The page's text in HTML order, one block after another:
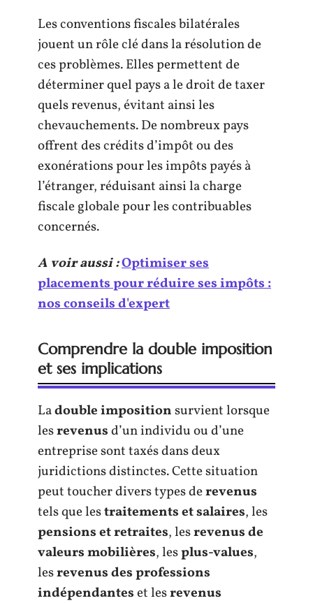
Les conventions fiscales bilatérales
jouent un rôle clé dans la résolution de
ces problèmes. Elles permettent de
déterminer quel pays a le droit de taxer
quels revenus, évitant ainsi les
chevauchements. De nombreux pays
offrent des crédits d’impôt ou des
exonérations pour les impôts payés à
l’étranger, réduisant ainsi la charge
fiscale globale pour les contribuables
concernés.
A voir aussi :Optimiser ses
placements pour réduire ses impôts :
nos conseils d'expert
Comprendre la double imposition
et ses implications
Ladouble impositionsurvient lorsque
lesrevenusd’un individu ou d’une
entreprise sont taxés dans deux
juridictions distinctes. Cette situation
peut toucher divers types derevenus
tels que lestraitements et salaires, les
pensions et retraites, lesrevenus de
valeurs mobilières, lesplus-values,
lesrevenus des professions
indépendanteset lesrevenus